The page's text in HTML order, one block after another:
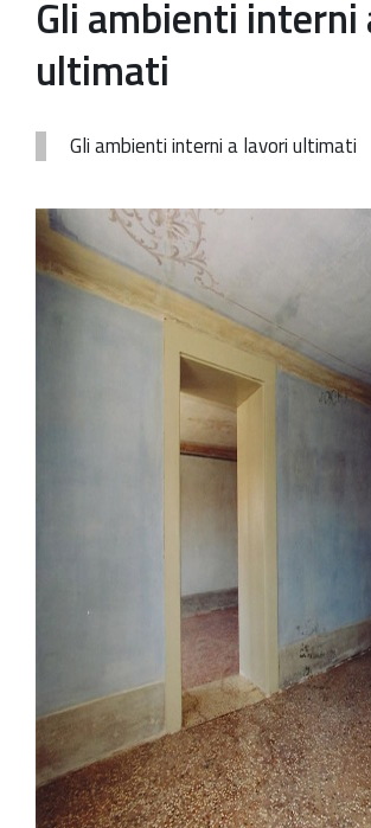
Patrimonio Storico-
Ufficio Esportazione
Ufficio Tutela
Galleria
Gli ambienti interni
ultimati
Gli ambienti interni a lavori ultimati